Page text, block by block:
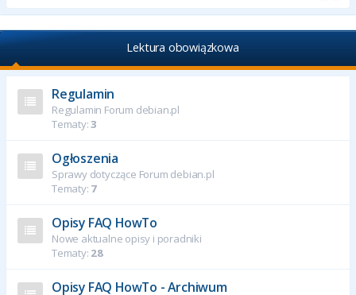
Lektura obowiązkowa
Regulamin
Regulamin Forum debian.pl
Tematy:3
Ogłoszenia
Sprawy dotyczące Forum debian.pl
Tematy: 7
Opisy FAQ HowTo
Nowe aktualne opisy i poradniki
Tematy: 28
Opisy FAQ HowTo - Archiwum